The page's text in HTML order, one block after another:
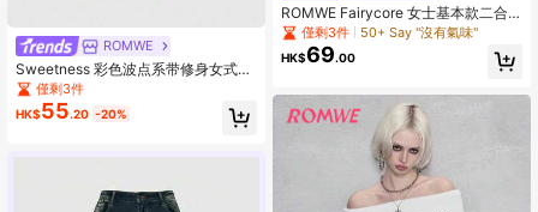
ROMWE
Sweetness 彩色波点系带修身女式背
心 僅剩3件
HK$55.20 -20%
ROMWE Fairycore 女士基本款二合
一蕾丝边吊带褶皱吊带衫
僅剩3件 50+ Say "沒有氣味"
HK$69.00